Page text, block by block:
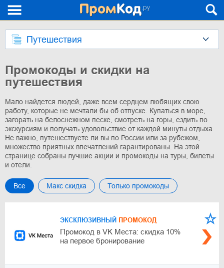
Путешествия
Промокоды и скидки на
путешествия
Мало найдется людей, даже всем сердцем любящих свою
работу, которые не мечтали бы об отпуске. Купаться в море,
загорать на белоснежном песке, смотреть на горы, ездить по
экскурсиям и получать удовольствие от каждой минуты отдыха.
Не важно, путешествуете ли вы по России или за рубежом,
множество приятных впечатлений гарантированы. На этой
странице собраны лучшие акции и промокоды на туры, билеты
и отели.
Все Макс скидка Только промокоды
ЭКСКЛЮЗИВНЫЙ ПРОМОКОД
Промокод в VK Места: скидка 10%
на первое бронирование